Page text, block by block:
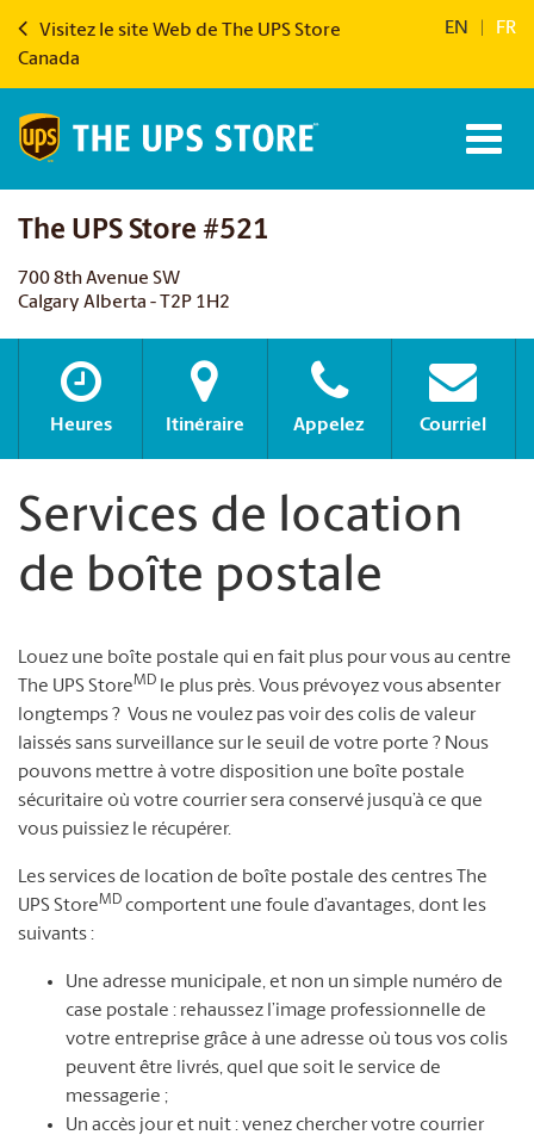
Visitez le site Web de The UPS Store
Canada
EN FR
The UPS Store #521
700 8th Avenue SW
Calgary Alberta - T2P 1H2
Heures Itinéraire Appelez Courriel
Services de location
de boîte postale
Louez une boîte postale qui en fait plus pour vous au centre
The UPS StoreMD
le plus près. Vous prévoyez vous absenter
longtemps ? Vous ne voulez pas voir des colis de valeur
laissés sans surveillance sur le seuil de votre porte ? Nous
pouvons mettre à votre disposition une boîte postale
sécuritaire où votre courrier sera conservé jusqu’à ce que
vous puissiez le récupérer.
Les services de location de boîte postale des centres The
UPS StoreMD comportent une foule d’avantages, dont les
suivants :
Une adresse municipale, et non un simple numéro de
case postale : rehaussez l’image professionnelle de
votre entreprise grâce à une adresse où tous vos colis
peuvent être livrés, quel que soit le service de
messagerie ;
Un accès jour et nuit : venez chercher votre courrier